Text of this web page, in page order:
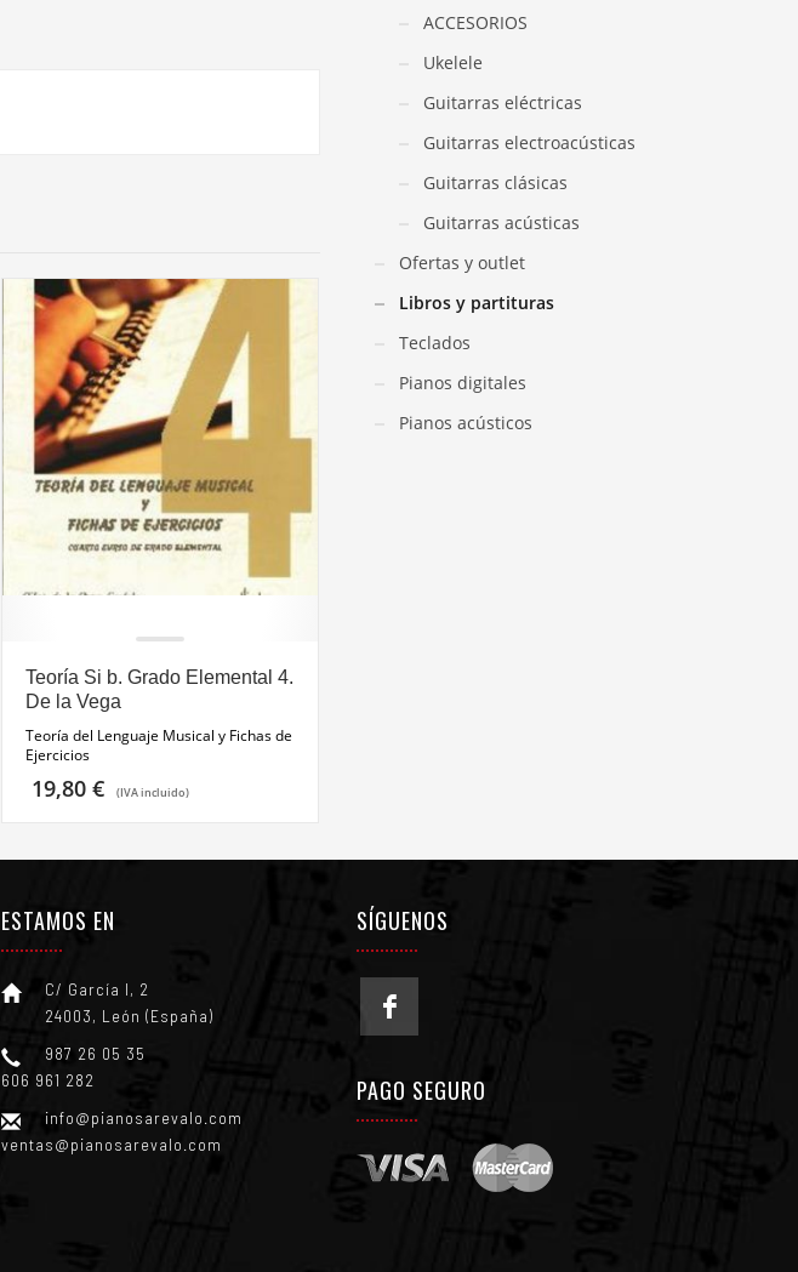
Teoría Si b. Grado Elemental 4.
De la Vega
Teoría del Lenguaje Musical y Fichas de
Ejercicios
19,80 € (IVA incluido)
ACCESORIOS
Ukelele
Guitarras eléctricas
Guitarras electroacústicas
Guitarras clásicas
Guitarras acústicas
Ofertas y outlet
Libros y partituras
Teclados
Pianos digitales
Pianos acústicos
ESTAMOS EN
C/ García I, 2
24003, León (España)
987 26 05 35
606 961 282
info@pianosarevalo.com
ventas@pianosarevalo.com
SÍGUENOS
PAGO SEGURO